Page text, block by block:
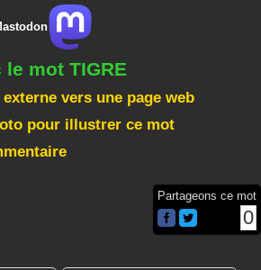
mot TIGRE
vers une page web
pour illustrer ce mot
Partageons ce mot
0